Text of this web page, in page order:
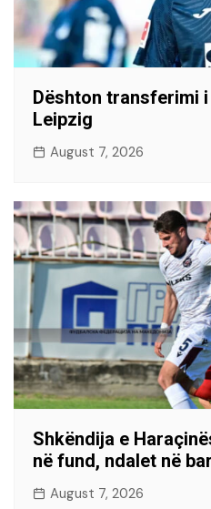
Dështon transferimi
Leipzig
August 7, 2026
Shkëndija e
në fund, ndalet në
August 7, 2026